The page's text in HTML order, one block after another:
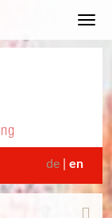
de en